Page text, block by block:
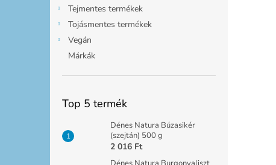
Tejmentes termékek
Tojásmentes termékek
Vegán
Márkák
Top 5 termék
Dénes Natura Búzasikér
(szejtán) 500 g
2 016 Ft